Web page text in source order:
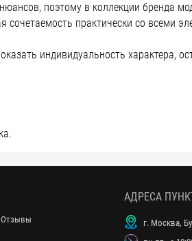
поэтому в коллекции бренда
практически со всеми
индивидуальность характера,
Отзывы
АДРЕСА
г. Москва,